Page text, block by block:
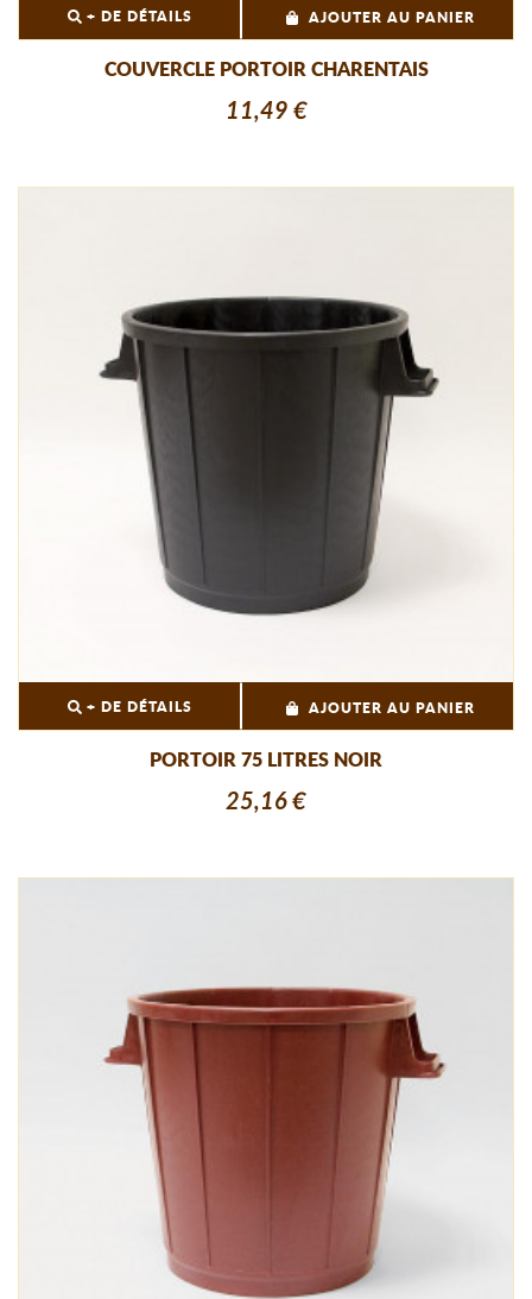
+ DE DÉTAILS AJOUTER AU PANIER
COUVERCLE PORTOIR CHARENTAIS
11,49 €
+ DE DÉTAILS AJOUTER AU PANIER
PORTOIR 75 LITRES NOIR
25,16 €